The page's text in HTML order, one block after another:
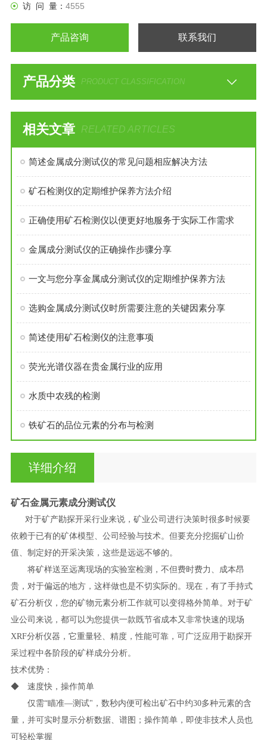
访 问 量： 4555
产品咨询 联系我们
产品分类 PRODUCT CLASSIFICATION
相关文章 RELATED ARTICLES
简述金属成分测试仪的常见问题相应解决方法
矿石检测仪的定期维护保养方法介绍
正确使用矿石检测仪以便更好地服务于实际工作需求
金属成分测试仪的正确操作步骤分享
一文与您分享金属成分测试仪的定期维护保养方法
选购金属成分测试仪时所需要注意的关键因素分享
简述使用矿石检测仪的注意事项
荧光光谱仪器在贵金属行业的应用
水质中农残的检测
铁矿石的品位元素的分布与检测
详细介绍
矿石金属元素成分测试仪
对于矿产勘探开采行业来说，矿业公司进行决策时很多时候要
依赖于已有的矿体模型、公司经验与技术。但要充分挖掘矿山价
值、制定好的开采决策，这些是远远不够的。
将矿样送至远离现场的实验室检测，不但费时费力、成本昂
贵，对于偏远的地方，这样做也是不切实际的。现在，有了手持式
矿石分析仪，您的矿物元素分析工作就可以变得格外简单。对于矿
业公司来说，都可以为您提供一款既节省成本又非常快速的现场
XRF分析仪器，它重量轻、精度，性能可靠，可广泛应用于勘探开
采过程中各阶段的矿样成分分析。
技术优势：
◆ 速度快，操作简单
仅需“瞄准—测试"，数秒内便可检出矿石中约30多种元素的含
量，并可实时显示分析数据、谱图；操作简单，即使非技术人员也
可轻松掌握